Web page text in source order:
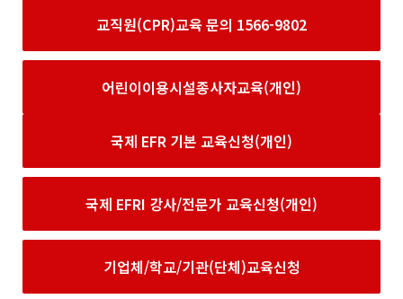
교직원(CPR)교육 문의 1566-9802
어린이이용시설종사자교육(개인)
국제 EFR 기본 교육신청(개인)
국제 EFRI 강사/전문가 교육신청(개인)
기업체/학교/기관(단체)교육신청